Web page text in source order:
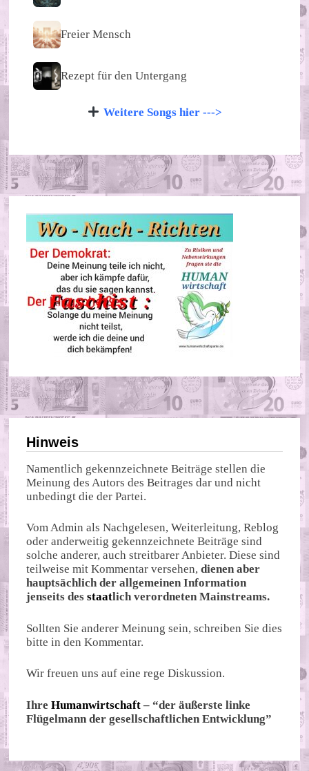
Freier Mensch
Rezept für den Untergang
Weitere Songs hier --->
Hinweis
Namentlich gekennzeichnete Beiträge stellen die
Meinung des Autors des Beitrages dar und nicht
unbedingt die der Partei.
Vom Admin als Nachgelesen, Weiterleitung, Reblog
oder anderweitig gekennzeichnete Beiträge sind
solche anderer, auch streitbarer Anbieter. Diese sind
teilweise mit Kommentar versehen,dienen aber
hauptsächlich der allgemeinen Information
jenseits desstaatlich verordneten Mainstreams.
Sollten Sie anderer Meinung sein, schreiben Sie dies
bitte in den Kommentar.
Wir freuen uns auf eine rege Diskussion.
IhreHumanwirtschaft – “der äußerste linke
Flügelmann der gesellschaftlichen Entwicklung”